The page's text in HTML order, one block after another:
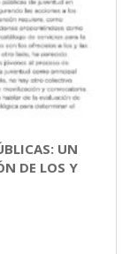
UN
DE LOS Y